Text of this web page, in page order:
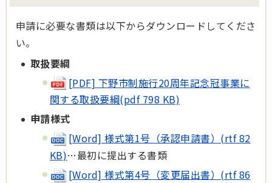
申請に必要な書類は以下からダウンロードしてくださ
い。
取扱要綱
[PDF] 下野市制施行20周年記念冠事業に
関する取扱要綱(pdf 798 KB)
申請様式
[Word] 様式第1号（承認申請書）(rtf 82
KB)…最初に提出する書類
[Word] 様式第4号（変更届出書）(rtf 86